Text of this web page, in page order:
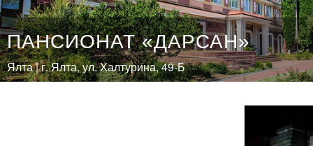
ПАНСИОНАТ «ДАРСАН»
Ялта | г. Ялта, ул. Халтурина, 49-Б